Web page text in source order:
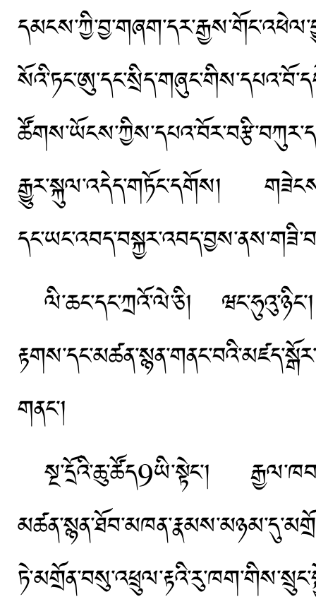
རྒྱུར་སྐུལ་འདེད་གཏོང་དགོས།
ལི་ཆང་དང་ཀྲའོ་ལེ་ཅི།
གནང་།
སྔ་དྲོའི་ཆུ་ཚོད9ཡི་སྟེང་།